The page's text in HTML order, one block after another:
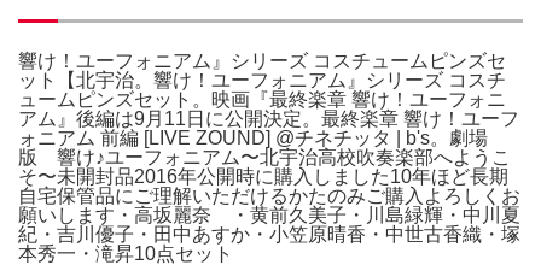
響け！ユーフォニアム』シリーズ コスチュームピンズセ
ット【北宇治。響け！ユーフォニアム』シリーズ コスチ
ュームピンズセット。映画『最終楽章 響け！ユーフォニ
アム』後編は9月11日に公開決定。最終楽章 響け！ユーフ
ォニアム 前編 [LIVE ZOUND] @チネチッタ | b's。劇場
版 響け♪ユーフォニアム〜北宇治高校吹奏楽部へようこ
そ〜未開封品2016年公開時に購入しました10年ほど長期
自宅保管品にご理解いただけるかたのみご購入よろしくお
願いします・高坂麗奈 ・黄前久美子・川島緑輝・中川夏
紀・吉川優子・田中あすか・小笠原晴香・中世古香織・塚
本秀一・滝昇10点セット